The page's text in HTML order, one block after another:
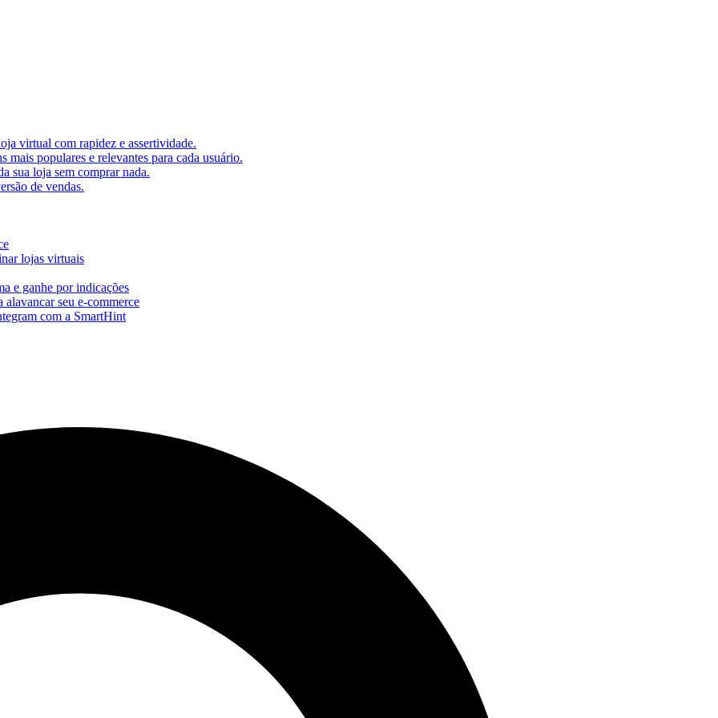
virtual com rapidez e assertividade.
mais populares e relevantes para cada usuário.
sua loja sem comprar nada.
de vendas.
lojas virtuais
e ganhe por indicações
alavancar seu e-commerce
com a SmartHint